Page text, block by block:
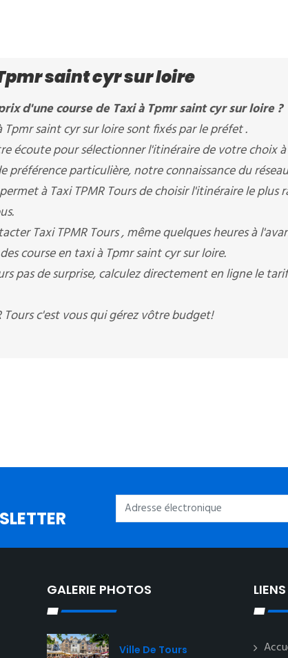
saint cyr sur loire
d'une course de Taxi à Tpmr saint cyr sur loire ?
Tpmr saint cyr sur loire sont fixés par le préfet .
écoute pour sélectionner l'itinéraire de votre choix
préférence particulière, notre connaissance du
à Taxi TPMR Tours de choisir l'itinéraire le plus
Taxi TPMR Tours , même quelques heures à
course en taxi à Tpmr saint cyr sur loire.
pas de surprise, calculez directement en ligne le
Tours c'est vous qui gérez vôtre budget!
GALERIE PHOTOS
Ville De Tours